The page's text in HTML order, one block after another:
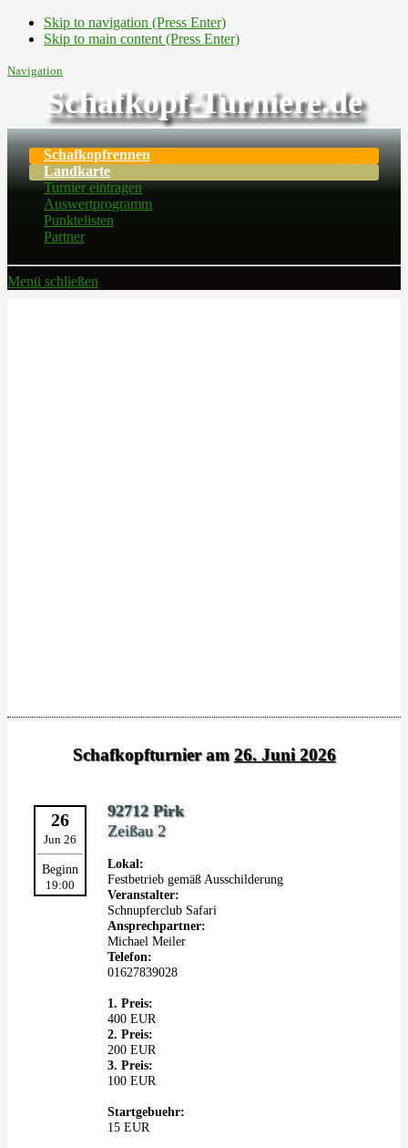
Skip to navigation (Press Enter)
Skip to main content (Press Enter)
Navigation
Schafkopf-Turniere.de
Schafkopfrennen
Landkarte
Turnier eintragen
Auswertprogramm
Punktelisten
Partner
Menü schließen
Schafkopfturnier am 26. Juni 2026
26
Jun 26
Beginn
19:00
92712 Pirk
Zeißau 2
Lokal:
Festbetrieb gemäß Ausschilderung
Veranstalter:
Schnupferclub Safari
Ansprechpartner:
Michael Meiler
Telefon:
01627839028
1. Preis:
400 EUR
2. Preis:
200 EUR
3. Preis:
100 EUR
Startgebuehr:
15 EUR